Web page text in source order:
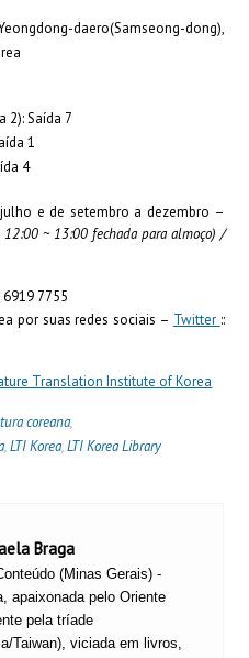
daero(Samseong-dong),
2): Saída 7
1
4
e de setembro a dezembro –
~ 13:00 fechada para almoço) /
6919 7755
por suas redes sociais – Twitter ::
Translation Institute of Korea
coreana,
,LTI Korea,LTI Korea Library
Braga
(Minas Gerais) -
apaixonada pelo Oriente
pela tríade
Taiwan), viciada em livros,